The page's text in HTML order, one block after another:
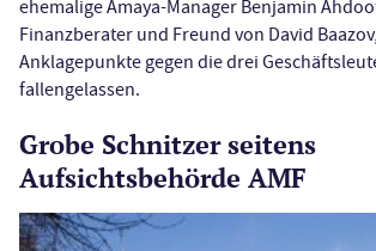
ehemalige Amaya-Manager Benjamin
Finanzberater und Freund von David
Anklagepunkte gegen die drei
fallengelassen.
Grobe Schnitzer seitens
Aufsichtsbehörde AMF